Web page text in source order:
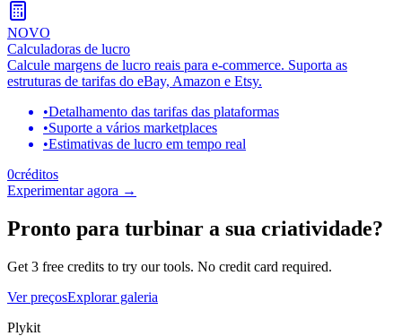
NOVO
Calculadoras de lucro
Calcule margens de lucro reais para e-commerce. Suporta as
estruturas de tarifas do eBay, Amazon e Etsy.
•Detalhamento das tarifas das plataformas
•Suporte a vários marketplaces
•Estimativas de lucro em tempo real
0créditos
Experimentar agora →
Pronto para turbinar a sua criatividade?
Get 3 free credits to try our tools. No credit card required.
Ver preçosExplorar galeria
Plykit